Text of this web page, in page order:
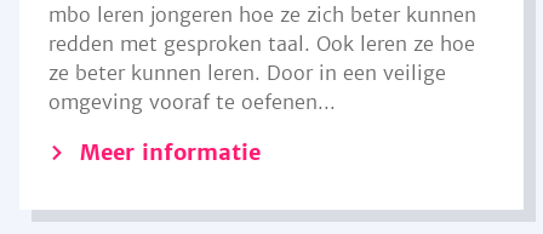
mbo leren jongeren hoe ze zich beter kunnen
redden met gesproken taal. Ook leren ze hoe
ze beter kunnen leren. Door in een veilige
omgeving vooraf te oefenen...
Meer informatie